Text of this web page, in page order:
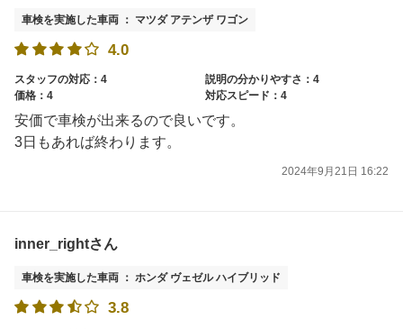
車検を実施した車両 ： マツダ アテンザ ワゴン
4.0
スタッフの対応：4
説明の分かりやすさ：4
価格：4
対応スピード：4
安価で車検が出来るので良いです。
3日もあれば終わります。
2024年9月21日 16:22
inner_rightさん
車検を実施した車両 ： ホンダ ヴェゼル ハイブリッド
3.8